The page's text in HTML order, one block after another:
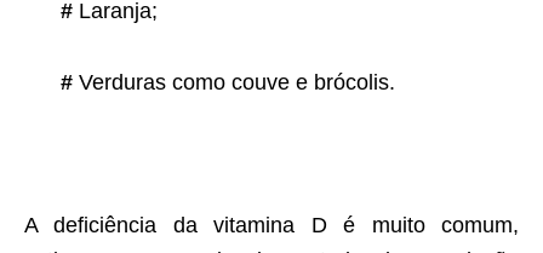
# Laranja;
# Verduras como couve e brócolis.
A deficiência da vitamina D é muito comum,